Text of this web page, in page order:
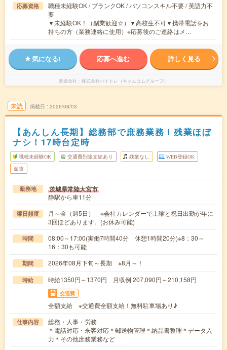
応募資格
職種未経験OK / ブランクOK / パソコンスキル不要 / 英語力不
要
▼未経験OK！（副業歓迎☆）▼高校生不可▼携帯電話をお
持ちの方（業務連絡に使用）※応募後のご連絡はメ…
気になる! 応募へ進む 詳しく見る
派遣会社 株式会社バイトレ（キャムコムグループ）
未読 掲載日 2026/08/03
【あんしん長期】総務部で庶務業務！残業ほぼ
ナシ！17時台定時
職種未経験OK 交通費別途支給あり 残業なし WEB登録OK
派遣
勤務地 茨城県常陸大宮市
静駅から車11分
曜日頻度
月～金（週5日） ※会社カレンダーで土曜と祝日出勤が年に
3回ほどあります。(お休み可能)
時間
08:00～17:00(実働7時間40分 休憩1時間20分)※8：30～
16：30も可能
期間 2026年08月下旬～長期 ※8月～！
時給 時給1350円～1370円 月収例 207,090円～210,158円
交通費
全額支給 ※交通費全額支給！無料駐車場あり♪
仕事内容
総務・人事・労務
＊電話対応・来客対応＊郵送物管理＊納品書整理＊データ入
力＊その他庶務業務など